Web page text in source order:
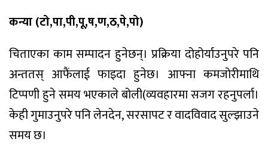
कन्या (टो,पा,पी,पू,ष,ण,ठ,पे,पो)
चिताएका काम सम्पादन हुनेछन्। प्रक्रिया दोहोर्याउनुपरे पनि
अन्ततस् आफैंलाई फाइदा हुनेछ। आफ्ना कमजोरीमाथि
टिप्पणी हुने समय भएकाले बोली(व्यवहारमा सजग रहनुपर्ला।
केही गुमाउनुपरे पनि लेनदेन, सरसापट र वादविवाद सुल्झाउने
समय छ।